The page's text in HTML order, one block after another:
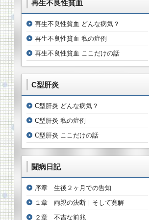
再生不良性貧血
再生不良性貧血 どんな病気？
再生不良性貧血 私の症例
再生不良性貧血 ここだけの話
C型肝炎
C型肝炎 どんな病気？
C型肝炎 私の症例
C型肝炎 ここだけの話
闘病日記
序章 生後２ヶ月での告知
１章 両親の決断｜そして寛解
２章 不吉な前兆